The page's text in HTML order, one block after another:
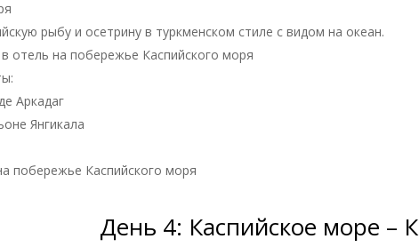
рыбу и осетрину в туркменском стиле с видом на океан.
отель на побережье Каспийского моря
Аркадаг
Янгикала
побережье Каспийского моря
День 4: Каспийское море –